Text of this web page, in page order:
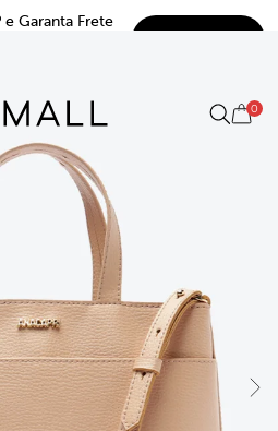
e Garanta Frete
0